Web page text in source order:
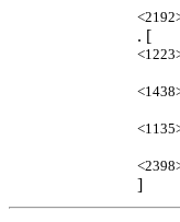
. [
]